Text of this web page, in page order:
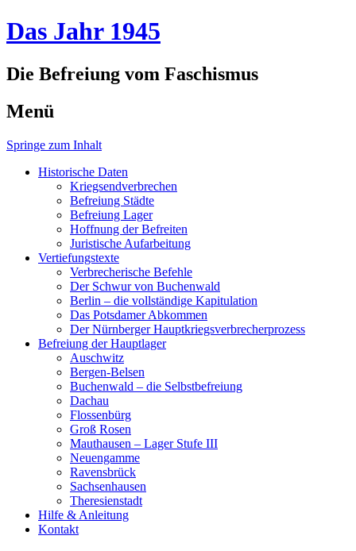
Das Jahr 1945
Die Befreiung vom Faschismus
Menü
Springe zum Inhalt
Historische Daten
Kriegsendverbrechen
Befreiung Städte
Befreiung Lager
Hoffnung der Befreiten
Juristische Aufarbeitung
Vertiefungstexte
Verbrecherische Befehle
Der Schwur von Buchenwald
Berlin – die vollständige Kapitulation
Das Potsdamer Abkommen
Der Nürnberger Hauptkriegsverbrecherprozess
Befreiung der Hauptlager
Auschwitz
Bergen-Belsen
Buchenwald – die Selbstbefreiung
Dachau
Flossenbürg
Groß Rosen
Mauthausen – Lager Stufe III
Neuengamme
Ravensbrück
Sachsenhausen
Theresienstadt
Hilfe & Anleitung
Kontakt